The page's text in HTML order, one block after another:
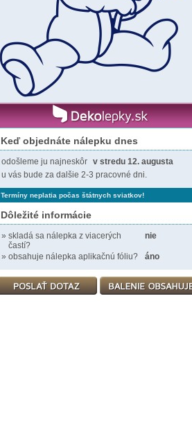
Keď objednáte nálepku dnes
odošleme ju najneskôr v stredu 12. augusta
u vás bude za dalšie 2-3 pracovné dni.
Termíny neplatia počas štátnych sviatkov!
Dôležité informácie
» skladá sa nálepka z viacerých
častí?
nie
» obsahuje nálepka aplikačnú fóliu? áno